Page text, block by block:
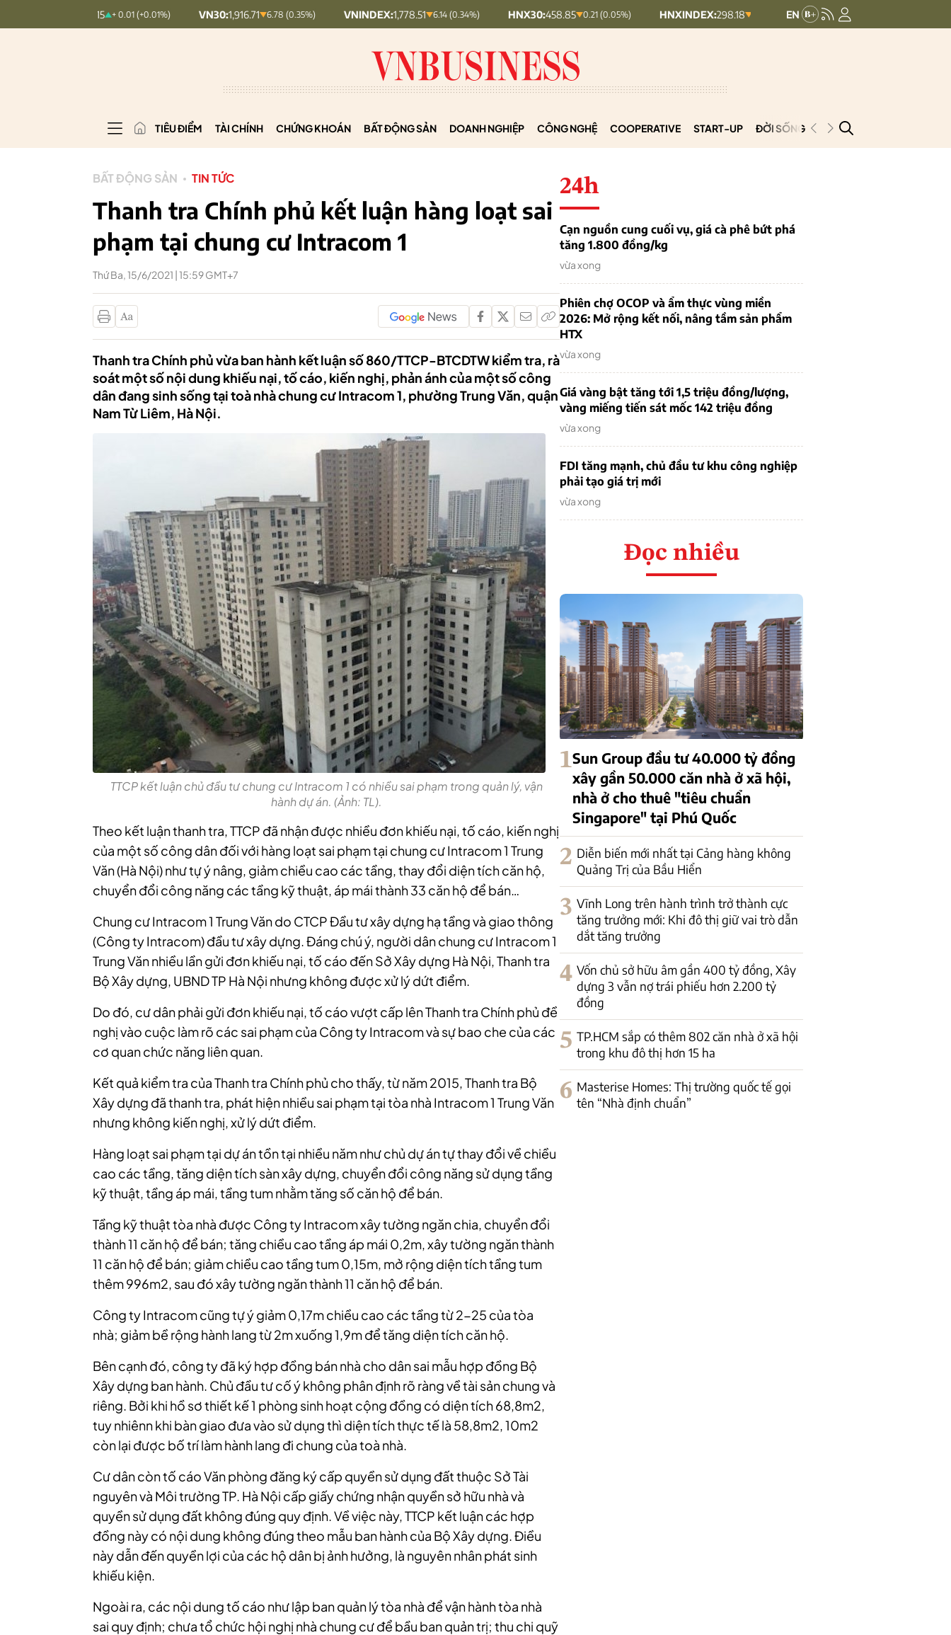
+ 0.01 (+0.01%) VN30: 1,916.71 6.78 (0.35%) VNINDEX: 1,778.51 6.14 (0.34%) HNX30: 458.85 0.21 (0.05%) HNXINDEX: 298.18 3.02 (1%) UPCOMINDEX:127.15
TIÊU ĐIỂM TÀI CHÍNH CHỨNG KHOÁN BẤT ĐỘNG SẢN DOANH NGHIỆP CÔNG NGHỆ COOPERATIVE START-UP ĐỜI SỐNG PODCAST
BẤT ĐỘNG SẢN TIN TỨC
Thanh tra Chính phủ kết luận hàng loạt sai
phạm tại chung cư Intracom 1
Thứ Ba, 15/6/2021 | 15:59 GMT+7
Thanh tra Chính phủ vừa ban hành kết luận số 860/TTCP-BTCDTW kiểm tra, rà
soát một số nội dung khiếu nại, tố cáo, kiến nghị, phản ánh của một số công
dân đang sinh sống tại toà nhà chung cư Intracom 1, phường Trung Văn, quận
Nam Từ Liêm, Hà Nội.
TTCP kết luận chủ đầu tư chung cư Intracom 1 có nhiều sai phạm trong quản lý, vận
hành dự án. (Ảnh: TL).
Theo kết luận thanh tra, TTCP đã nhận được nhiều đơn khiếu nại, tố cáo, kiến nghị
của một số công dân đối với hàng loạt sai phạm tại chung cư Intracom 1 Trung
Văn (Hà Nội) như tự ý nâng, giảm chiều cao các tầng, thay đổi diện tích căn hộ,
chuyển đổi công năng các tầng kỹ thuật, áp mái thành 33 căn hộ để bán…
Chung cư Intracom 1 Trung Văn do CTCP Đầu tư xây dựng hạ tầng và giao thông
(Công ty Intracom) đầu tư xây dựng. Đáng chú ý, người dân chung cư Intracom 1
Trung Văn nhiều lần gửi đơn khiếu nại, tố cáo đến Sở Xây dựng Hà Nội, Thanh tra
Bộ Xây dựng, UBND TP Hà Nội nhưng không được xử lý dứt điểm.
Do đó, cư dân phải gửi đơn khiếu nại, tố cáo vượt cấp lên Thanh tra Chính phủ đề
nghị vào cuộc làm rõ các sai phạm của Công ty Intracom và sự bao che của các
cơ quan chức năng liên quan.
Kết quả kiểm tra của Thanh tra Chính phủ cho thấy, từ năm 2015, Thanh tra Bộ
Xây dựng đã thanh tra, phát hiện nhiều sai phạm tại tòa nhà Intracom 1 Trung Văn
nhưng không kiến nghị, xử lý dứt điểm.
Hàng loạt sai phạm tại dự án tồn tại nhiều năm như chủ dự án tự thay đổi về chiều
cao các tầng, tăng diện tích sàn xây dựng, chuyển đổi công năng sử dụng tầng
kỹ thuật, tầng áp mái, tầng tum nhằm tăng số căn hộ để bán.
Tầng kỹ thuật tòa nhà được Công ty Intracom xây tường ngăn chia, chuyển đổi
thành 11 căn hộ để bán; tăng chiều cao tầng áp mái 0,2m, xây tường ngăn thành
11 căn hộ để bán; giảm chiều cao tầng tum 0,15m, mở rộng diện tích tầng tum
thêm 996m2, sau đó xây tường ngăn thành 11 căn hộ để bán.
Công ty Intracom cũng tự ý giảm 0,17m chiều cao các tầng từ 2-25 của tòa
nhà; giảm bề rộng hành lang từ 2m xuống 1,9m để tăng diện tích căn hộ.
Bên cạnh đó, công ty đã ký hợp đồng bán nhà cho dân sai mẫu hợp đồng Bộ
Xây dựng ban hành. Chủ đầu tư cố ý không phân định rõ ràng về tài sản chung và
riêng. Bởi khi hồ sơ thiết kế 1 phòng sinh hoạt cộng đồng có diện tích 68,8m2,
tuy nhiênn khi bàn giao đưa vào sử dụng thì diện tích thực tế là 58,8m2, 10m2
còn lại được bố trí làm hành lang đi chung của toà nhà.
Cư dân còn tố cáo Văn phòng đăng ký cấp quyền sử dụng đất thuộc Sở Tài
nguyên và Môi trường TP. Hà Nội cấp giấy chứng nhận quyền sở hữu nhà và
quyền sử dụng đất không đúng quy định. Về việc này, TTCP kết luận các hợp
đồng này có nội dung không đúng theo mẫu ban hành của Bộ Xây dựng. Điều
này dẫn đến quyền lợi của các hộ dân bị ảnh hưởng, là nguyên nhân phát sinh
khiếu kiện.
Ngoài ra, các nội dung tố cáo như lập ban quản lý tòa nhà để vận hành tòa nhà
sai quy định; chưa tổ chức hội nghị nhà chung cư để bầu ban quản trị; thu chi quỹ
24h
Cạn nguồn cung cuối vụ, giá cà phê bứt phá
tăng 1.800 đồng/kg
vừa xong
Phiên chợ OCOP và ẩm thực vùng miền
2026: Mở rộng kết nối, nâng tầm sản phẩm
HTX
vừa xong
Giá vàng bật tăng tới 1,5 triệu đồng/lượng,
vàng miếng tiến sát mốc 142 triệu đồng
vừa xong
FDI tăng mạnh, chủ đầu tư khu công nghiệp
phải tạo giá trị mới
vừa xong
Đọc nhiều
1Sun Group đầu tư 40.000 tỷ đồng
xây gần 50.000 căn nhà ở xã hội,
nhà ở cho thuê "tiêu chuẩn
Singapore" tại Phú Quốc
2 Diễn biến mới nhất tại Cảng hàng không
Quảng Trị của Bầu Hiển
3 Vĩnh Long trên hành trình trở thành cực
tăng trưởng mới: Khi đô thị giữ vai trò dẫn
dắt tăng trưởng
4 Vốn chủ sở hữu âm gần 400 tỷ đồng, Xây
dựng 3 vẫn nợ trái phiếu hơn 2.200 tỷ
đồng
5 TP.HCM sắp có thêm 802 căn nhà ở xã hội
trong khu đô thị hơn 15 ha
6 Masterise Homes: Thị trường quốc tế gọi
tên “Nhà định chuẩn”